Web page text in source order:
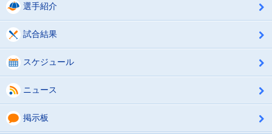
選手紹介
試合結果
スケジュール
ニュース
掲示板